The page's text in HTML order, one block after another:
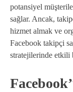
potansiyel
sağlar. Ancak,
hizmet almak ve
Facebook takipçi
stratejilerinde etkili